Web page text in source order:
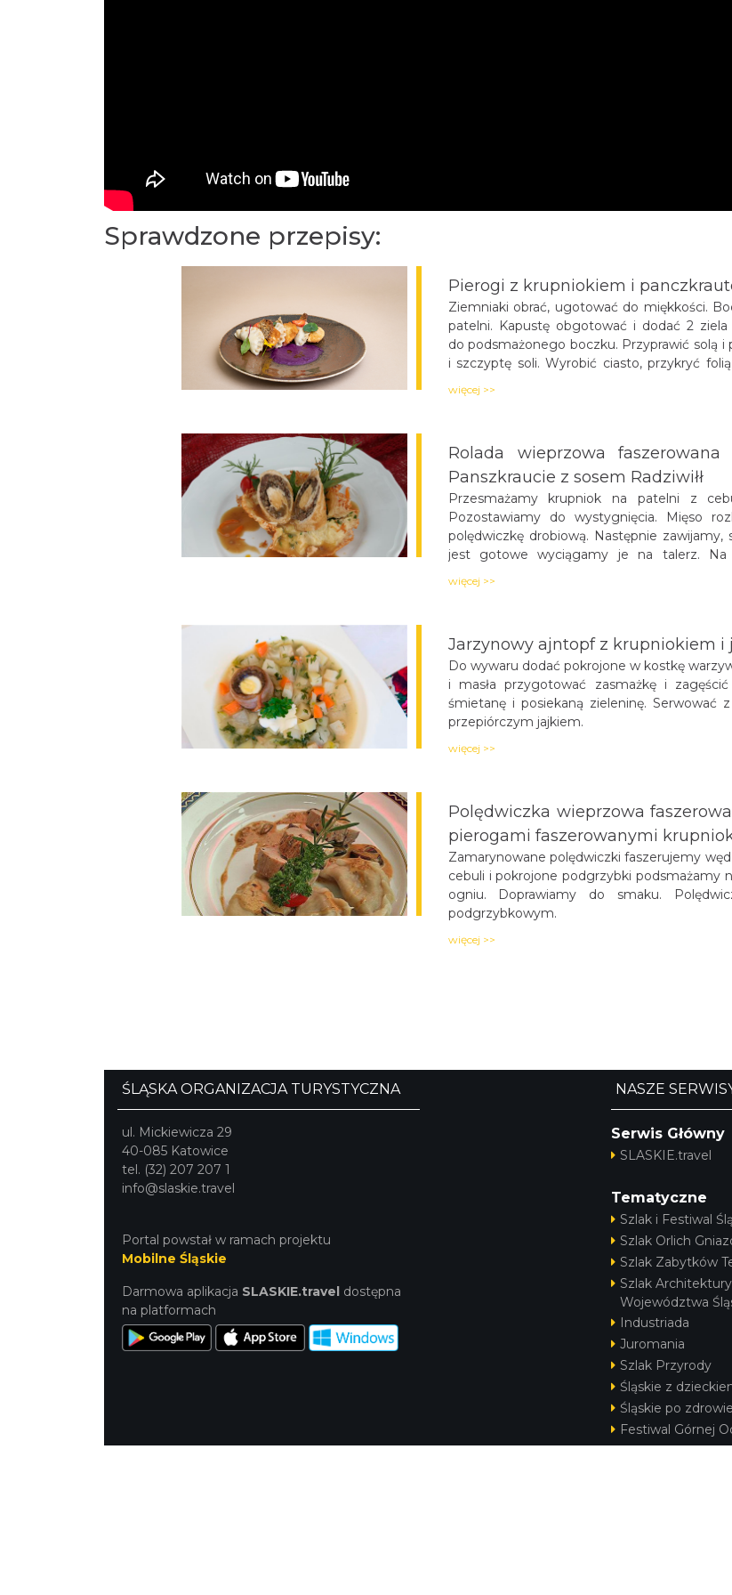
Sprawdzone przepisy:
Ziemniaki obrać, ugotować do miękkości.
patelni. Kapustę obgotować i dodać 2 ziela
do podsmażonego boczku. Przyprawić
oleju i szczyptę soli. Wyrobić ciasto,
w kostkę i podsmażyć na łyżce oleju.
nafaszerować panczkrautem, a resztę
więcej >>
Panszkraucie z sosem Radziwiłł
Przesmażamy krupniok na patelni z
Pozostawiamy do wystygnięcia. Mięso
polędwiczkę drobiową. Następnie
jest gotowe wyciągamy je na talerz. Na
i mieszając.
więcej >>
Do wywaru dodać pokrojone w kostkę
Z mąki i masła przygotować zasmażkę i
dodać śmietanę i posiekaną zieleninę.
faszerowanym przepiórczym jajkiem.
więcej >>
z pierogami faszerowanymi
Zamarynowane polędwiczki
pokrojonej cebuli i pokrojone
i redukujemy na wolnym ogniu.
kapustą i sosem podgrzybkowym.
więcej >>
ŚLĄSKA ORGANIZACJA
TURYSTYCZNA
ul. Mickiewicza 29
40-085 Katowice
tel. (32) 207 207 1
info@slaskie.travel
Portal powstał w ramach projektu
Mobilne Śląskie
Darmowa aplikacjaSLASKIE.travel
dostępna na platformach
NASZE
Serwis
SLASKIE.travel
Szlak i Festiwal
Szlak Orlich
Szlak Zabytków
Szlak
Drewnianej
Śląskiego
Industriada
Juromania
Szlak Przyrody
Śląskie z
Śląskie po
Festiwal Górnej